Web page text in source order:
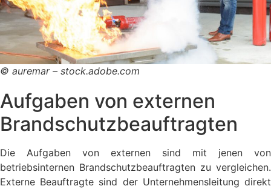
© auremar – stock.adobe.com
Aufgaben von externen
Brandschutzbeauftragten
Die Aufgaben von externen sind mit jenen von
betriebsinternen Brandschutzbeauftragten zu vergleichen.
Externe Beauftragte sind der Unternehmensleitung direkt